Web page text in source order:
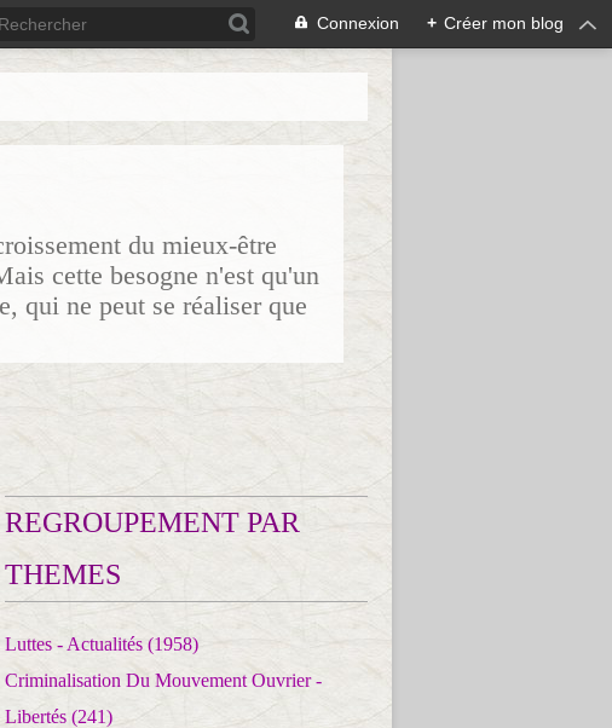
Connexion + Créer mon blog
du mieux-être
cette besogne n'est qu'un
qui ne peut se réaliser que
REGROUPEMENT PAR
THEMES
Luttes - Actualités (1958)
Criminalisation Du Mouvement Ouvrier -
Libertés (241)